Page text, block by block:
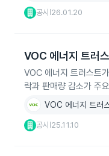
공시 26.01.20
VOC 에너지 트러
VOC 에너지 트러스트
락과 판매량 감소가 주
VOC 에너지 트러
공시 25.11.10